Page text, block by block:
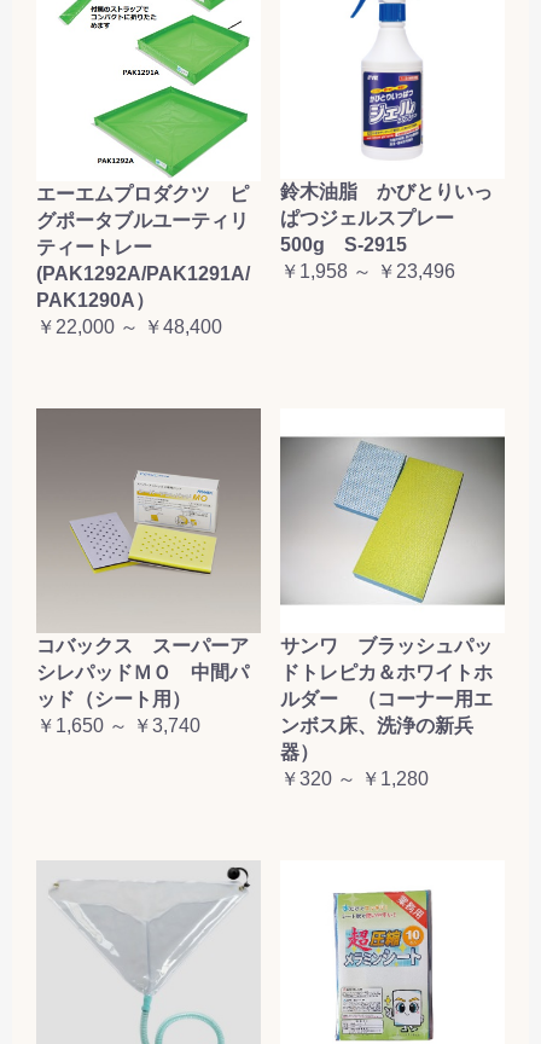
エーエムプロダクツ ピ
グポータブルユーティリ
ティートレー
(PAK1292A/PAK1291A/
PAK1290A）
￥22,000 ～ ￥48,400
鈴木油脂 かびとりいっ
ぱつジェルスプレー
500g S-2915
￥1,958 ～ ￥23,496
コバックス スーパーア
シレパッドＭＯ 中間パ
ッド（シート用）
￥1,650 ～ ￥3,740
サンワ ブラッシュパッ
ドトレピカ＆ホワイトホ
ルダー （コーナー用エ
ンボス床、洗浄の新兵
器）
￥320 ～ ￥1,280